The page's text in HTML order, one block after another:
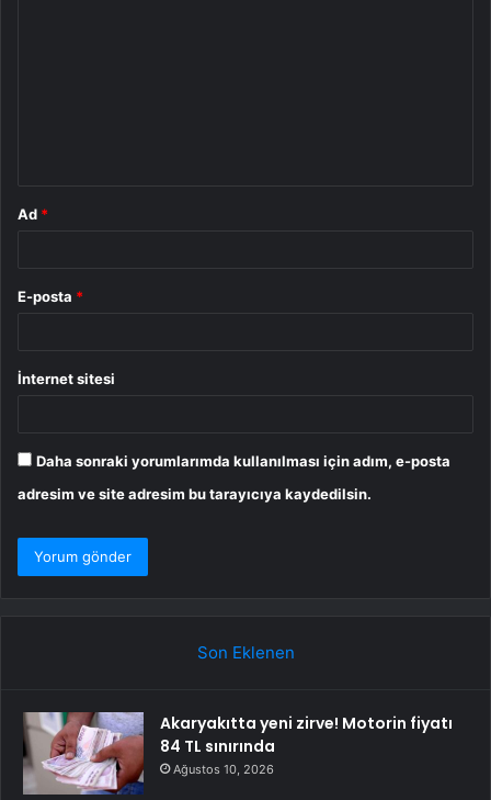
Ad *
E-posta *
İnternet sitesi
Daha sonraki yorumlarımda kullanılması için adım, e-posta
adresim ve site adresim bu tarayıcıya kaydedilsin.
Son Eklenen
Akaryakıtta yeni zirve! Motorin fiyatı
84 TL sınırında
Ağustos 10, 2026